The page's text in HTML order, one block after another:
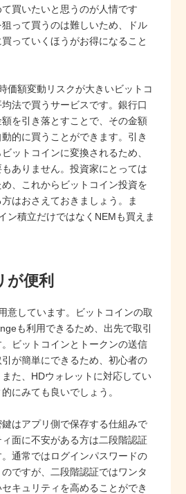
買いたいと思うのが人情です
って買うのは難しいため、ドル
っていくほうがお得になること
価額変動リスクが大きいビットコ
法で買うサービスです。銀行口
を引き落とすことで、その金額
的に買うことができます。引き
ットコインに変換されるため、
ありません。投資家にとっては
、これからビットコイン投資を
はおさえておきましょう。ま
ン積立だけではなくNEMも買えま
が便利
意しています。ビットコインの取
も利用できるため、出先で取引
ビットコインとトークンの送信
が簡単にできるため、初心者の
た、HDウォレットに対応してい
にみても良いでしょう。
はアプリ側で保存する仕組みで
面に不安がある方は二段階認証
通常ではログインパスワードの
ですが、二段階認証ではワンタ
キュリティを高めることができ